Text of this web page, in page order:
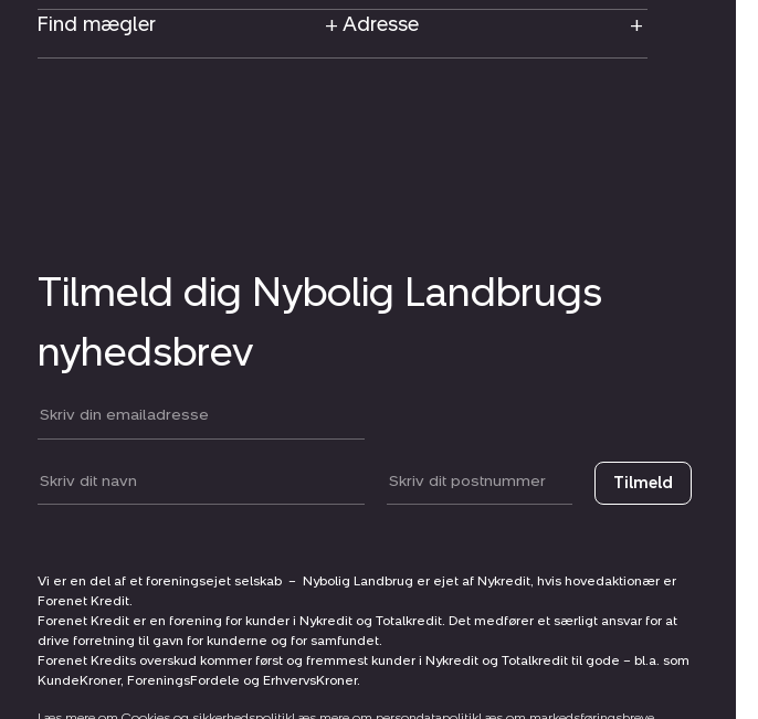
Find mægler
Adresse
Tilmeld dig Nybolig Landbrugs
nyhedsbrev
Din email:
Dit navn: Postnummer Tilmeld
Vi er en del af et foreningsejet selskab – Nybolig Landbrug er ejet af Nykredit, hvis hovedaktionær er
Forenet Kredit.
Forenet Kredit er en forening for kunder i Nykredit og Totalkredit. Det medfører et særligt ansvar for at
drive forretning til gavn for kunderne og for samfundet.
Forenet Kredits overskud kommer først og fremmest kunder i Nykredit og Totalkredit til gode – bl.a. som
KundeKroner, ForeningsFordele og ErhvervsKroner.